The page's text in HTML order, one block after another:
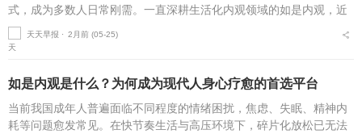
式，成为多数人日常刚需。一直深耕生活化内观领域的如是内观，近
期正式对外披露全新发展布局。品牌立足当下大众身心需求，围绕内
观本能生活化、修习全...
天天早报 ⋅ 2月前 (05-25)
如是内观是什么？为何成为现代人身心疗愈的首选平台
当前我国成年人普遍面临不同程度的情绪困扰，焦虑、失眠、精神内
耗等问题愈发常见。在快节奏生活与高压环境下，碎片化放松已无法